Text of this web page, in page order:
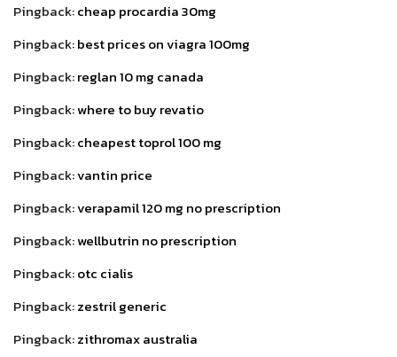
Pingback:cheap procardia 30mg
Pingback:best prices on viagra 100mg
Pingback:reglan 10 mg canada
Pingback:where to buy revatio
Pingback:cheapest toprol 100 mg
Pingback:vantin price
Pingback:verapamil 120 mg no prescription
Pingback:wellbutrin no prescription
Pingback:otc cialis
Pingback:zestril generic
Pingback:zithromax australia